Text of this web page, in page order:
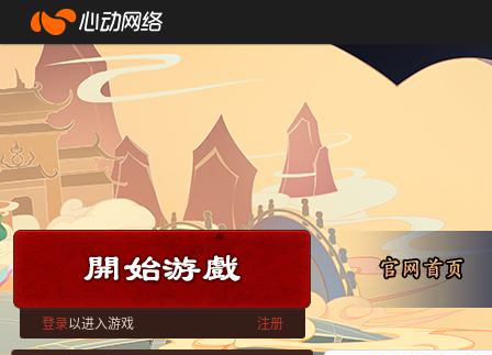
登录以进入游戏 注册